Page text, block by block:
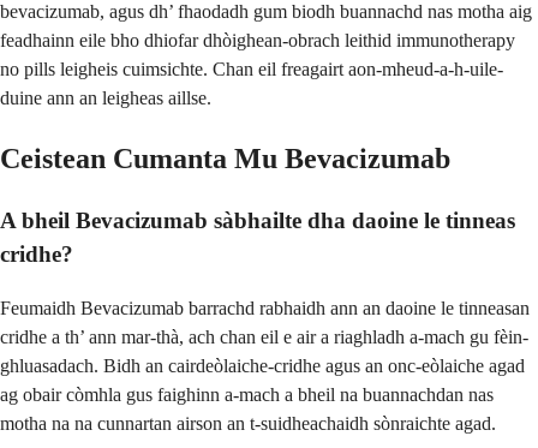
bevacizumab, agus dh’ fhaodadh gum biodh buannachd nas motha aig
feadhainn eile bho dhiofar dhòighean-obrach leithid immunotherapy
no pills leigheis cuimsichte. Chan eil freagairt aon-mheud-a-h-uile-
duine ann an leigheas aillse.
Ceistean Cumanta Mu Bevacizumab
A bheil Bevacizumab sàbhailte dha daoine le tinneas
cridhe?
Feumaidh Bevacizumab barrachd rabhaidh ann an daoine le tinneasan
cridhe a th’ ann mar-thà, ach chan eil e air a riaghladh a-mach gu fèin-
ghluasadach. Bidh an cairdeòlaiche-cridhe agus an onc-eòlaiche agad
ag obair còmhla gus faighinn a-mach a bheil na buannachdan nas
motha na na cunnartan airson an t-suidheachaidh sònraichte agad.